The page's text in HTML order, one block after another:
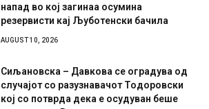
напад во кој загинаа осумина
резервисти кај Љуботенски бачила
AUGUST 10, 2026
Сиљановска – Давкова се оградува од
случајот со разузнавачот Тодоровски
кој со потврда дека е осудуван беше